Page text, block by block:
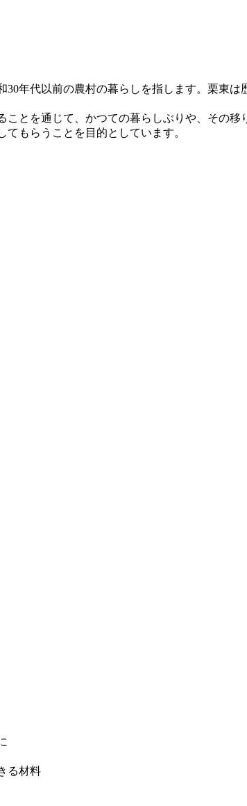
年代以前の農村の暮らしを指します。栗東
とを通じて、かつての暮らしぶりや、その移
もらうことを目的としています。
る材料